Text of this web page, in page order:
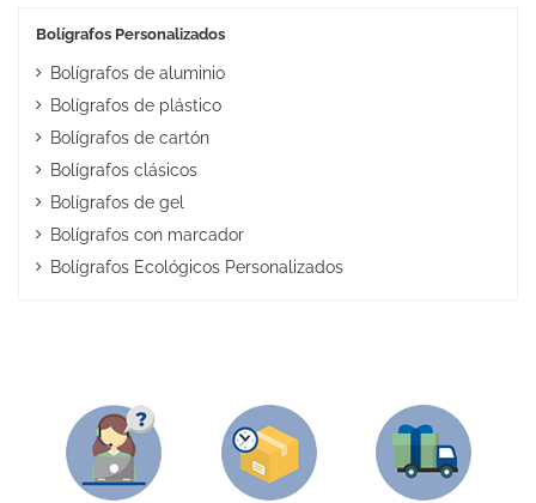
Bolígrafos Personalizados
Bolígrafos de aluminio
Bolígrafos de plástico
Bolígrafos de cartón
Bolígrafos clásicos
Bolígrafos de gel
Bolígrafos con marcador
Bolígrafos Ecológicos Personalizados